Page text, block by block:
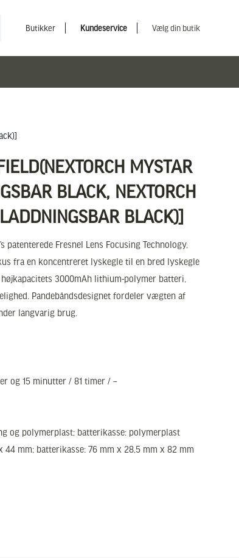
Butikker Kundeservice Vælg din butik
MYSTAR
BLACK, NEXTORCH
BLACK)]
patenterede Fresnel Lens Focusing Technology,
fra en koncentreret lyskegle til en bred lyskegle
3000mAh lithium-polymer batteri,
Pandebåndsdesignet fordeler vægten af
langvarig brug.
og 15 minutter / 81 timer / –
og polymerplast; batterikasse: polymerplast
44 mm; batterikasse: 76 mm x 28,5 mm x 82 mm